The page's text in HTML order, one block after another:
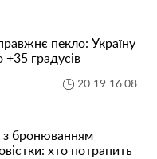
пекло: Україну
+35 градусів
20:19 16.08
з бронюванням
хто потрапить